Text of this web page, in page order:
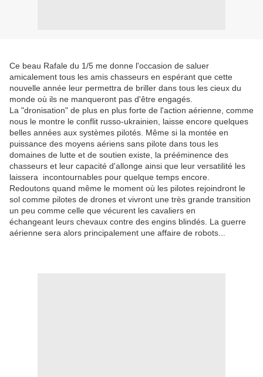
Ce beau Rafale du 1/5 me donne l'occasion de saluer
amicalement tous les amis chasseurs en espérant que cette
nouvelle année leur permettra de briller dans tous les cieux du
monde où ils ne manqueront pas d'être engagés.
La "dronisation" de plus en plus forte de l'action aérienne, comme
nous le montre le conflit russo-ukrainien, laisse encore quelques
belles années aux systèmes pilotés. Même si la montée en
puissance des moyens aériens sans pilote dans tous les
domaines de lutte et de soutien existe, la prééminence des
chasseurs et leur capacité d'allonge ainsi que leur versatilité les
laissera incontournables pour quelque temps encore.
Redoutons quand même le moment où les pilotes rejoindront le
sol comme pilotes de drones et vivront une très grande transition
un peu comme celle que vécurent les cavaliers en
échangeant leurs chevaux contre des engins blindés. La guerre
aérienne sera alors principalement une affaire de robots...